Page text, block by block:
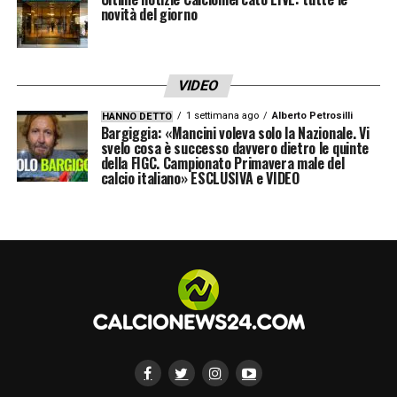
novità del giorno
VIDEO
HANNO DETTO 1 settimana ago Alberto Petrosilli
Bargiggia: «Mancini voleva solo la Nazionale. Vi
svelo cosa è successo davvero dietro le quinte
della FIGC. Campionato Primavera male del
calcio italiano» ESCLUSIVA e VIDEO